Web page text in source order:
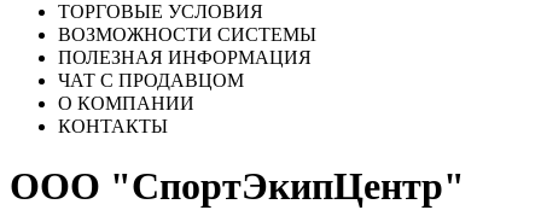
ТОРГОВЫЕ УСЛОВИЯ
ВОЗМОЖНОСТИ СИСТЕМЫ
ПОЛЕЗНАЯ ИНФОРМАЦИЯ
ЧАТ С ПРОДАВЦОМ
О КОМПАНИИ
КОНТАКТЫ
ООО "СпортЭкипЦентр"